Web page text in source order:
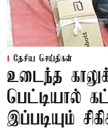
தேசிய செய்திகள்
உடைந்த
பெட்டியால்
இப்படியும்